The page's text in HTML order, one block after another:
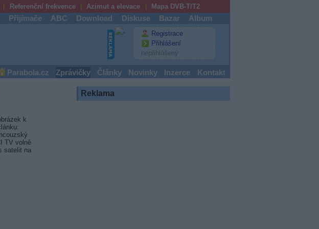
Referenční frekvence Azimut a elevace Mapa DVB-T/T2
Přijímače ABC Download Diskuse Bazar Album
Registrace
Přihlášení
nepřihlášený
Parabola.cz Zprávičky Články Novinky Inzerce Kontakt
Reklama